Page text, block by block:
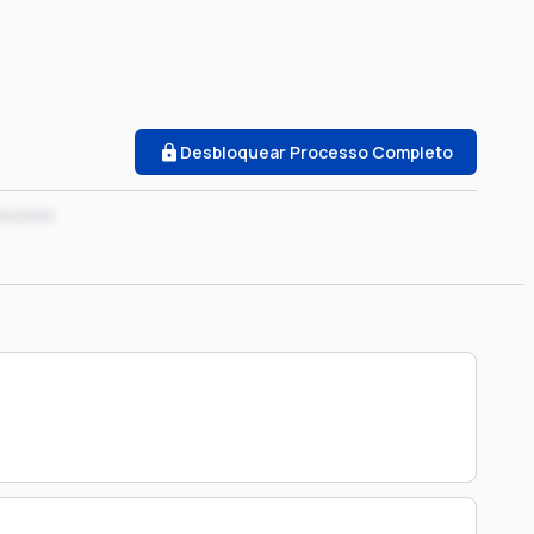
Desbloquear Processo Completo